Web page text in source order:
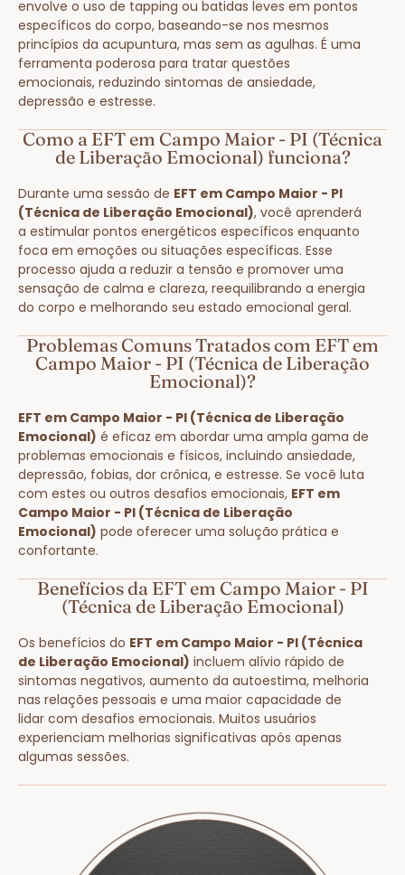
envolve o uso de tapping ou batidas leves em pontos
específicos do corpo, baseando-se nos mesmos
princípios da acupuntura, mas sem as agulhas. É uma
ferramenta poderosa para tratar questões
emocionais, reduzindo sintomas de ansiedade,
depressão e estresse.
Como a EFT em Campo Maior - PI (Técnica
de Liberação Emocional) funciona?
Durante uma sessão de EFT em Campo Maior - PI
(Técnica de Liberação Emocional), você aprenderá
a estimular pontos energéticos específicos enquanto
foca em emoções ou situações específicas. Esse
processo ajuda a reduzir a tensão e promover uma
sensação de calma e clareza, reequilibrando a energia
do corpo e melhorando seu estado emocional geral.
Problemas Comuns Tratados com EFT em
Campo Maior - PI (Técnica de Liberação
Emocional)?
EFT em Campo Maior - PI (Técnica de Liberação
Emocional) é eficaz em abordar uma ampla gama de
problemas emocionais e físicos, incluindo ansiedade,
depressão, fobias, dor crônica, e estresse. Se você luta
com estes ou outros desafios emocionais, EFT em
Campo Maior - PI (Técnica de Liberação
Emocional) pode oferecer uma solução prática e
confortante.
Benefícios da EFT em Campo Maior - PI
(Técnica de Liberação Emocional)
Os benefícios do EFT em Campo Maior - PI (Técnica
de Liberação Emocional) incluem alívio rápido de
sintomas negativos, aumento da autoestima, melhoria
nas relações pessoais e uma maior capacidade de
lidar com desafios emocionais. Muitos usuários
experienciam melhorias significativas após apenas
algumas sessões.